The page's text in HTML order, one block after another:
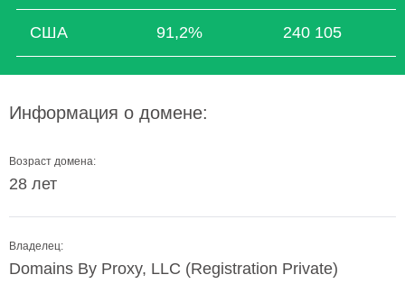
США 91,2% 240 105
Информация о домене:
Возраст домена:
28 лет
Владелец:
Domains By Proxy, LLC (Registration Private)